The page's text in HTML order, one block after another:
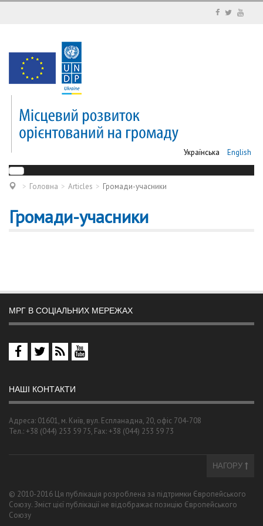
Українська English
Головна Articles Громади-учасники
Громади-учасники
МРГ В СОЦІАЛЬНИХ МЕРЕЖАХ
НАШІ КОНТАКТИ
Адреса: 01601, м. Київ, вул. Еспланадна, 20, офіс 704-708
Тел.: +38 (044) 253 59 75, Fax: +38 (044) 253 59 73
НАГОРУ
© 2010-2016 Ця публікація розроблена за підтримки Європейського
Союзу. Зміст цієї публікації не відображає позицію Європейського
Союзу